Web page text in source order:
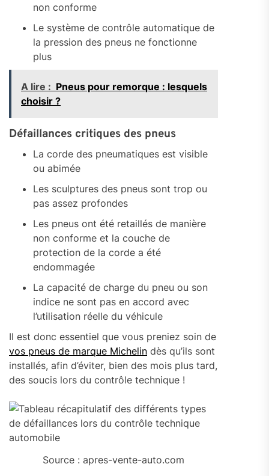
non conforme
Le système de contrôle automatique de
la pression des pneus ne fonctionne
plus
A lire : Pneus pour remorque : lesquels
choisir ?
Défaillances critiques des pneus
La corde des pneumatiques est visible
ou abimée
Les sculptures des pneus sont trop ou
pas assez profondes
Les pneus ont été retaillés de manière
non conforme et la couche de
protection de la corde a été
endommagée
La capacité de charge du pneu ou son
indice ne sont pas en accord avec
l’utilisation réelle du véhicule
Il est donc essentiel que vous preniez soin de
vos pneus de marque Michelin dès qu’ils sont
installés, afin d’éviter, bien des mois plus tard,
des soucis lors du contrôle technique !
Source : apres-vente-auto.com